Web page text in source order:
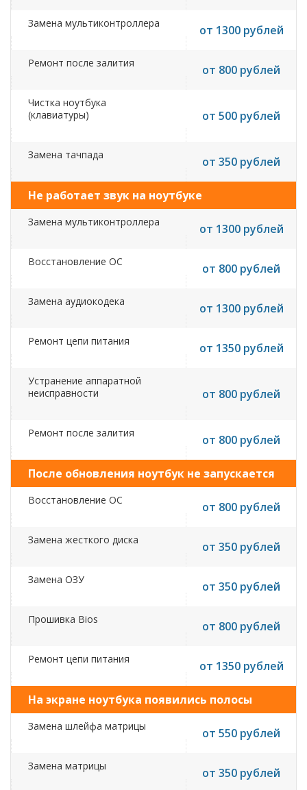
Замена мультиконтроллера от 1300 рублей
Ремонт после залития от 800 рублей
Чистка ноутбука
(клавиатуры)
от 500 рублей
Замена тачпада от 350 рублей
Не работает звук на ноутбуке
Замена мультиконтроллера от 1300 рублей
Восстановление ОС от 800 рублей
Замена аудиокодека от 1300 рублей
Ремонт цепи питания от 1350 рублей
Устранение аппаратной
неисправности
от 800 рублей
Ремонт после залития от 800 рублей
После обновления ноутбук не запускается
Восстановление ОС от 800 рублей
Замена жесткого диска от 350 рублей
Замена ОЗУ от 350 рублей
Прошивка Bios от 800 рублей
Ремонт цепи питания от 1350 рублей
На экране ноутбука появились полосы
Замена шлейфа матрицы от 550 рублей
Замена матрицы от 350 рублей